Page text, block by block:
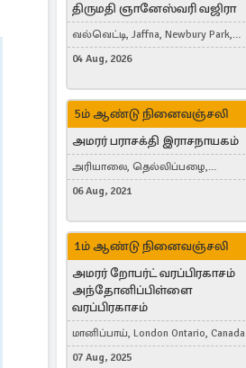
திருமதி ஞானேஸ்வரி வஜிரா
வல்வெட்டி, Jaffna, Newbury Park,
United Kingdom
04 Aug, 2026
5ம் ஆண்டு நினைவஞ்சலி
அமரர் பராசக்தி இராசநாயகம்
அரியாலை, தெல்லிப்பழை,
Montreal, Canada
06 Aug, 2021
1ம் ஆண்டு நினைவஞ்சலி
அமரர் றோபர்ட் வரப்பிரகாசம்
அந்தோனிப்பிள்ளை
வரப்பிரகாசம்
மானிப்பாய், London Ontario, Canada
07 Aug, 2025